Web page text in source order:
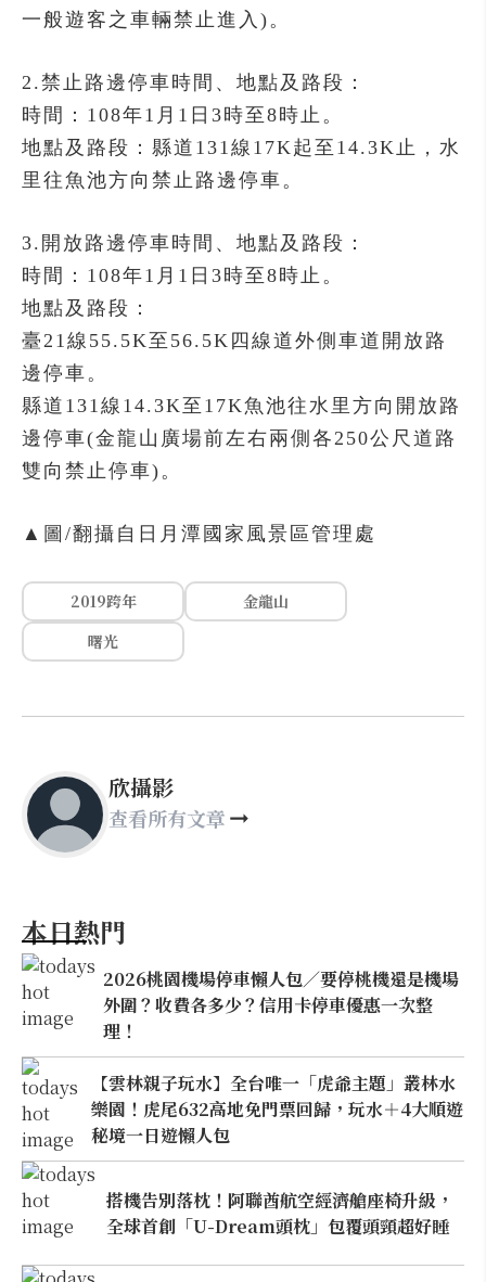
一般遊客之車輛禁止進入)。
2.禁止路邊停車時間、地點及路段：
時間：108年1月1日3時至8時止。
地點及路段：縣道131線17K起至14.3K止，水
里往魚池方向禁止路邊停車。
3.開放路邊停車時間、地點及路段：
時間：108年1月1日3時至8時止。
地點及路段：
臺21線55.5K至56.5K四線道外側車道開放路
邊停車。
縣道131線14.3K至17K魚池往水里方向開放路
邊停車(金龍山廣場前左右兩側各250公尺道路
雙向禁止停車)。
▲圖/翻攝自日月潭國家風景區管理處
2019跨年
金龍山
曙光
欣攝影
查看所有文章
本日熱門
2026桃園機場停車懶人包／要停桃機還是機場
外圍？收費各多少？信用卡停車優惠一次整
理！
【雲林親子玩水】全台唯一「虎爺主題」叢林水
樂園！虎尾632高地免門票回歸，玩水＋4大順遊
秘境一日遊懶人包
搭機告別落枕！阿聯酋航空經濟艙座椅升級，
全球首創「U-Dream頭枕」包覆頭頸超好睡